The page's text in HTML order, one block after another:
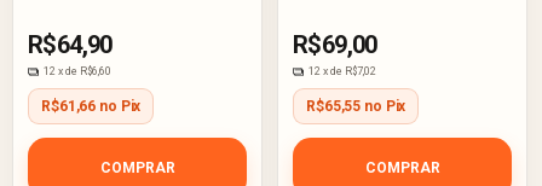
R$64,90
12 x de R$6,60
R$61,66 no Pix
COMPRAR
R$69,00
12 x de R$7,02
R$65,55 no Pix
COMPRAR